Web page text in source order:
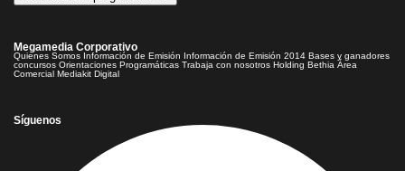
Megamedia Corporativo
Quienes Somos Información de Emisión Información de Emisión 2014 Bases y ganadores
concursos Orientaciones Programáticas Trabaja con nosotros Holding Bethia Área
Comercial Mediakit Digital
Síguenos